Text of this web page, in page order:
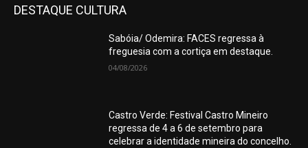
DESTAQUE CULTURA
Sabóia/ Odemira: FACES regressa à
freguesia com a cortiça em destaque.
04/08/2026
Castro Verde: Festival Castro Mineiro
regressa de 4 a 6 de setembro para
celebrar a identidade mineira do concelho.